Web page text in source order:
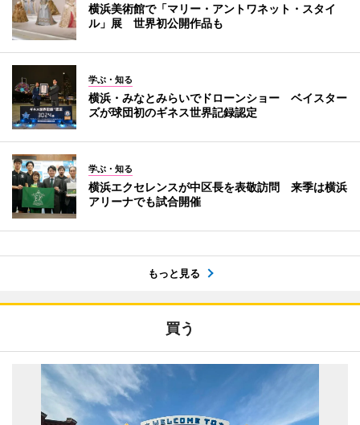
横浜美術館で「マリー・アントワネット・スタイ
ル」展 世界初公開作品も
学ぶ・知る
横浜・みなとみらいでドローンショー ベイスター
ズが球団初のギネス世界記録認定
学ぶ・知る
横浜エクセレンスが中区長を表敬訪問 来季は横浜
アリーナでも試合開催
もっと見る
買う